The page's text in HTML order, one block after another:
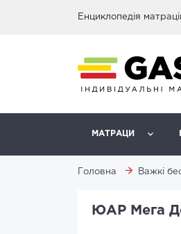
Енциклопедія
МАТРАЦИ
Головна Важкі
ЮАР Мега